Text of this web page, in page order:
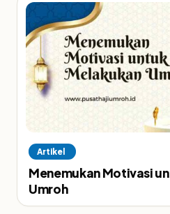
Artikel
Menemukan Motivasi
Umroh